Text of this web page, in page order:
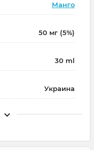
Манго
50 мг (5%)
30 ml
Украина